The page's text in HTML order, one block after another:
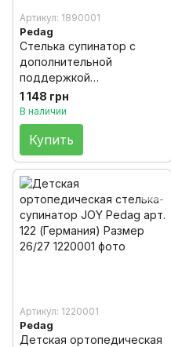
Артикул: 1890001
Pedag
Стелька супинатор с
дополнительной
поддержкой
продольного свода 189
VIVA HIGH размер 36
1 148 грн
В наличии
Купить
Артикул: 1220001
Pedag
Детская ортопедическая